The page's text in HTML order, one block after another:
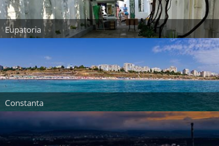
Eupatoria
Constanta